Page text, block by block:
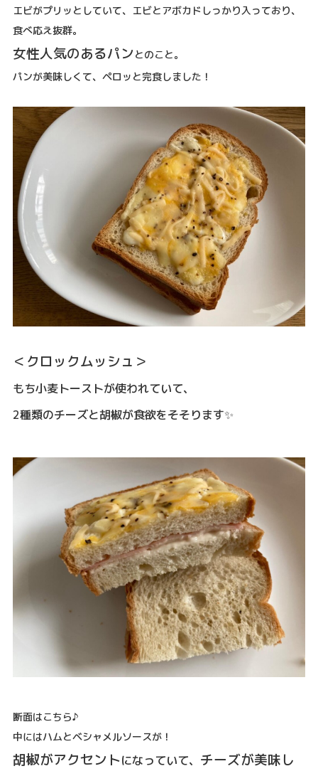
エビがプリッとしていて、エビとアボカドしっかり入っており、
食べ応え抜群。
女性人気のあるパンとのこと。
パンが美味しくて、ペロッと完食しました！
＜クロックムッシュ＞
もち小麦トーストが使われていて、
2種類のチーズと胡椒が食欲をそそります✨
断面はこちら♪
中にはハムとベシャメルソースが！
胡椒がアクセントになっていて、 チーズが美味し